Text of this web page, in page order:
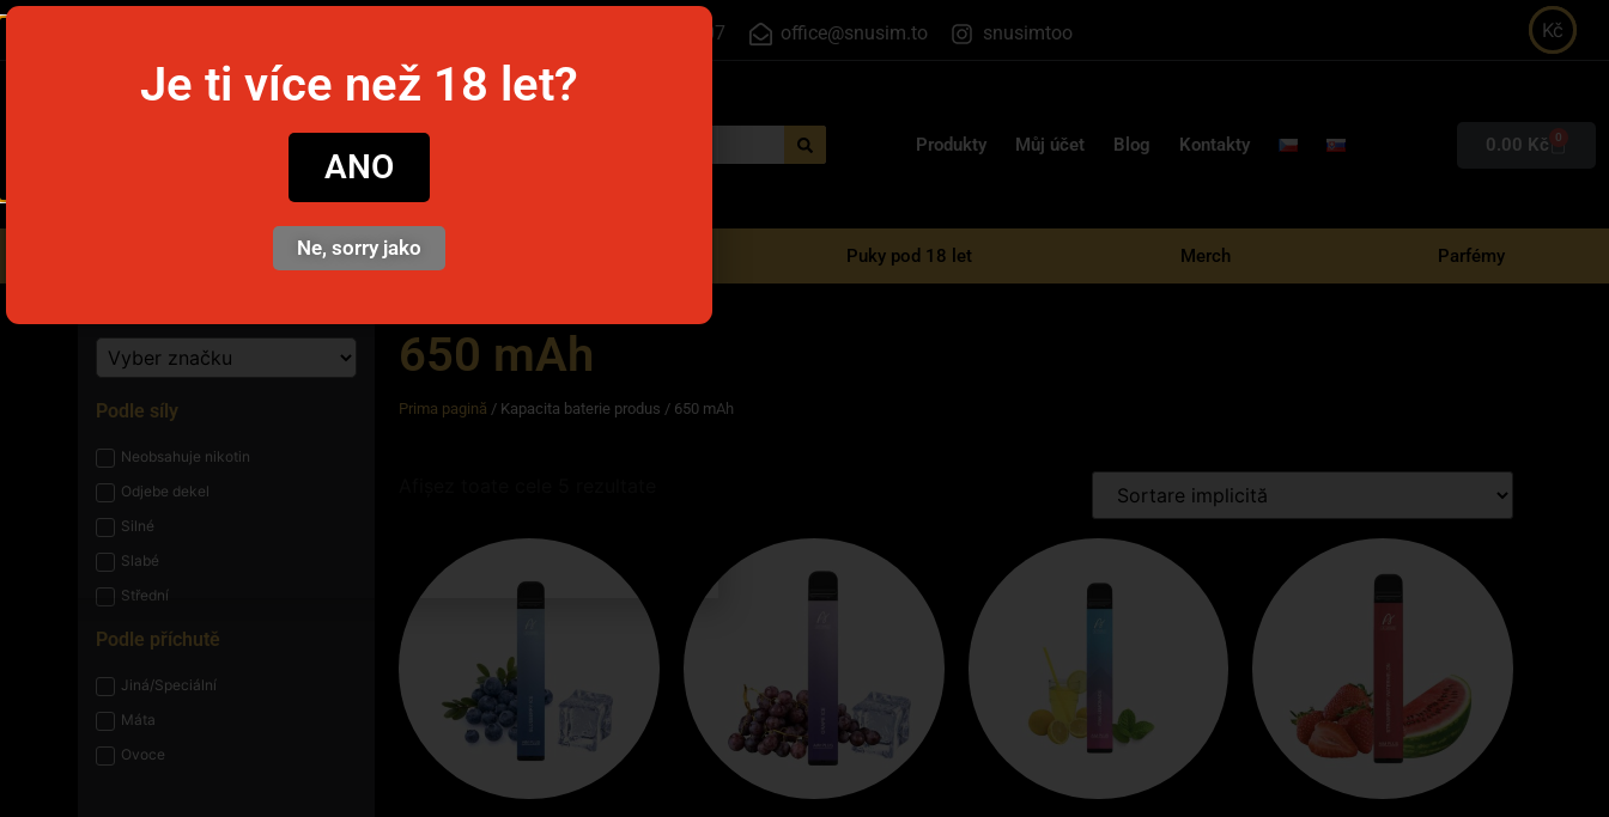
+420 555 500 807 office@snusim.to snusimtoo
snusim Produkty Můj účet Blog Kontakty 0.00 Kč 0
Puky pod 18 let Merch Parfémy
Podle síly
Neobsahuje nikotin
Odjebe dekel
Silné
Slabé
Střední
Podle příchutě
Jiná/Speciální
Máta
Ovoce
650 mAh
Prima pagină / Kapacita baterie produs / 650 mAh
Kč
Je ti více než 18 let?
ANO
Ne, sorry jako